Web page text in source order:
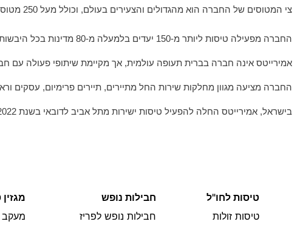
צי המטוסים של החברה הוא מהגדולים והצעירים בעולם, וכולל מעל 250 מטוסים, כשכולם מדגמי Airbus A380 ו-Boeing 777 שנחשבים לסמלי החברה ומעניקים חוויית טיסה ייחודית.
החברה מפעילה טיסות ליותר מ-150 יעדים בלמעלה מ-80 מדינות בכל היבשות.
אמירייטס אינה חברה בברית תעופה עולמית, אך מקיימת שיתופי פעולה עם
החברה מציעה מגוון מחלקות שירות החל מתיירים, תיירים פרימיום, עסקים
בישראל, אמירייטס החלה להפעיל טיסות ישירות מתל אביב לדובאי בשנת 2022, ומציעה קונקשנים נוחים במיוחד ליעדים באסיה, אפריקה ואוסטרליה.
טיסות לחו"ל
טיסות זולות
חבילות נופש
חבילות נופש לפריז
מעקב